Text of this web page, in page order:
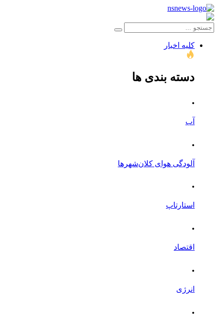
کلیه اخبار
دسته بندی ها
.
آب
.
آلودگی هوای کلان‌شهرها
.
استارتاپ
.
اقتصاد
.
انرژی
.